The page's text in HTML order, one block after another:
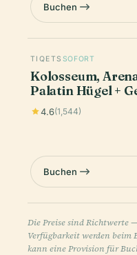
Buchen
TIQETS SOFORT
Kolosseum,
Palatin Hügel +
4.6(1,544)
Buchen
Die Preise sind Richtwerte
Verfügbarkeit werden
kann eine Provision für